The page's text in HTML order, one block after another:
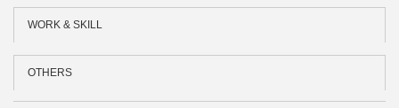
WORK & SKILL
OTHERS